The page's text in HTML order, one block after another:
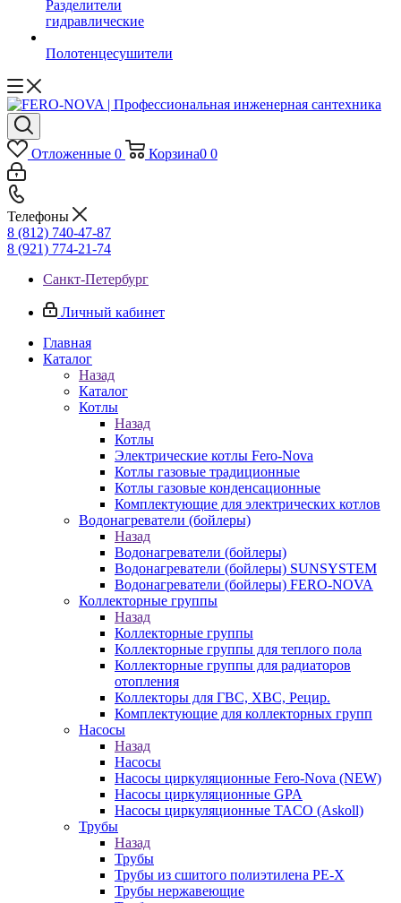
Разделители
гидравлические
Полотенцесушители
Отложенные 0 Корзина0 0
Телефоны
8 (812) 740-47-87
8 (921) 774-21-74
Санкт-Петербург
Личный кабинет
Главная
Каталог
Назад
Каталог
Котлы
Назад
Котлы
Электрические котлы Fero-Nova
Котлы газовые традиционные
Котлы газовые конденсационные
Комплектующие для электрических котлов
Водонагреватели (бойлеры)
Назад
Водонагреватели (бойлеры)
Водонагреватели (бойлеры) SUNSYSTEM
Водонагреватели (бойлеры) FERO-NOVA
Коллекторные группы
Назад
Коллекторные группы
Коллекторные группы для теплого пола
Коллекторные группы для радиаторов
отопления
Коллекторы для ГВС, ХВС, Рецир.
Комплектующие для коллекторных групп
Насосы
Назад
Насосы
Насосы циркуляционные Fero-Nova (NEW)
Насосы циркуляционные GPA
Насосы циркуляционные TACO (Askoll)
Трубы
Назад
Трубы
Трубы из сшитого полиэтилена PE-X
Трубы нержавеющие